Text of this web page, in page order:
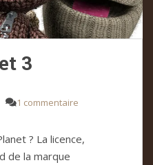
3
1 commentaire
? La licence,
de la marque